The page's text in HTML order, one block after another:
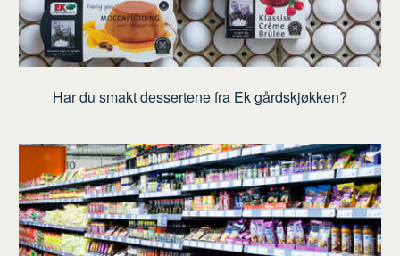
Har du smakt dessertene fra Ek gårdskjøkken?